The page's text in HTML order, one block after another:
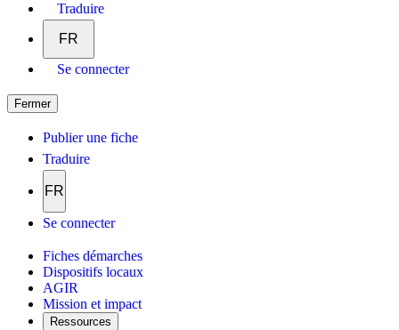
Traduire
FR
Se connecter
Fermer
Publier une fiche
Traduire
FR
Se connecter
Fiches démarches
Dispositifs locaux
AGIR
Mission et impact
Ressources